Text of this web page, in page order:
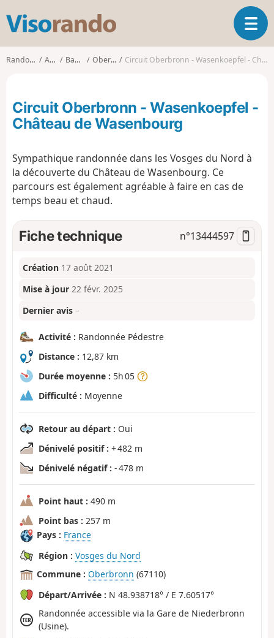
s
o
d
o
O
u
v
v
i
n
Randonnées Alsace Bas-Rhin Oberbronn Circuit Oberbronn - Wasenkoepfel - Château de Wasenbourg
Circuit Oberbronn - Wasenkoepfel -
Château de Wasenbourg
Sympathique randonnée dans les Vosges du Nord à
la découverte du Château de Wasenbourg. Ce
parcours est également agréable à faire en cas de
temps beau et chaud.
Fiche technique n°13444597
Création 17 août 2021
Mise à jour 22 févr. 2025
Dernier avis –
Activité : Randonnée Pédestre
Distance : 12,87 km
Durée moyenne : 5h 05
Difficulté : Moyenne
Retour au départ : Oui
Dénivelé positif : + 482 m
Dénivelé négatif : - 478 m
Point haut : 490 m
Point bas : 257 m
Pays : France
Région : Vosges du Nord
Commune : Oberbronn (67110)
Départ/Arrivée : N 48.938718° / E 7.60517°
Randonnée accessible via la Gare de Niederbronn
(Usine).